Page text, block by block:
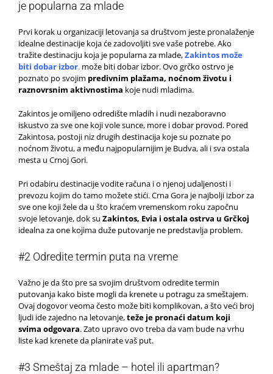
je popularna za mlade
Prvi korak u organizaciji letovanja sa društvom jeste pronalaženje
idealne destinacije koja će zadovoljiti sve vaše potrebe. Ako
tražite destinaciju koja je popularna za mlade,Zakintos može
biti dobar izbor. može biti dobar izbor. Ovo grčko ostrvo je
poznato po svojim predivnim plažama, noćnom životu i
raznovrsnim aktivnostima koje nudi mladima.
Zakintos je omiljeno odredište mladih i nudi nezaboravno
iskustvo za sve one koji vole sunce, more i dobar provod. Pored
Zakintosa, postoji niz drugih destinacija koje su poznate po
noćnom životu, a među najpopularnijim je Budva, ali i sva ostala
mesta u Crnoj Gori.
Pri odabiru destinacije vodite računa i o njenoj udaljenosti i
prevozu kojim do tamo možete stići. Crna Gora je najbolji izbor za
sve one koji žele da u što kraćem vremenskom roku započnu
svoje letovanje, dok su Zakintos, Evia i ostala ostrva u Grčkoj
idealna za one kojima duže putovanje ne predstavlja problem.
#2 Odredite termin puta na vreme
Važno je da što pre sa svojim društvom odredite termin
putovanja kako biste mogli da krenete u potragu za smeštajem.
Ovaj dogovor veoma često može biti komplikovan, a što veći broj
ljudi ide zajedno na letovanje,teže je pronaći datum koji
svima odgovara. Zato upravo ovo treba da vam bude na vrhu
liste kad krenete da planirate vaš put.
#3 Smeštaj za mlade – hotel ili apartman?